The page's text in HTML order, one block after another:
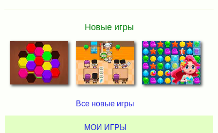
Новые игры
Все новые игры
МОИ ИГРЫ